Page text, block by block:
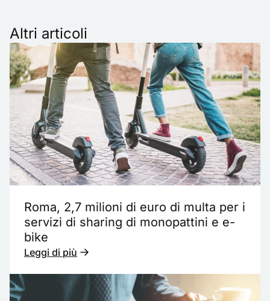
Altri articoli
Roma, 2,7 milioni di euro di multa per i
servizi di sharing di monopattini e e-
bike
Leggi di più